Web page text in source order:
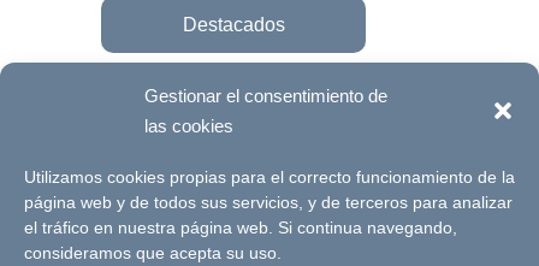
Gestionar el consentimiento de
las cookies
Utilizamos cookies propias para el correcto funcionamiento de la
página web y de todos sus servicios, y de terceros para analizar
el tráfico en nuestra página web. Si continua navegando,
consideramos que acepta su uso.
Destacados
Únete a la fundación
© Futuro Singular Córdoba 2017. Web